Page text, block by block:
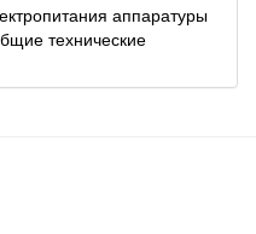
аппаратуры
технические